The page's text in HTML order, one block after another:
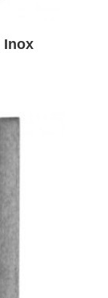
Inox